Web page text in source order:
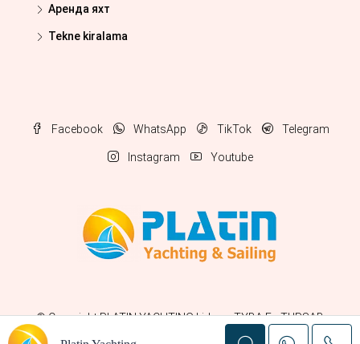
Аренда яхт
Tekne kiralama
Facebook WhatsApp TikTok Telegram
Instagram Youtube
© CopyrightPLATIN YACHTINGLid van TYBA En TURSAB